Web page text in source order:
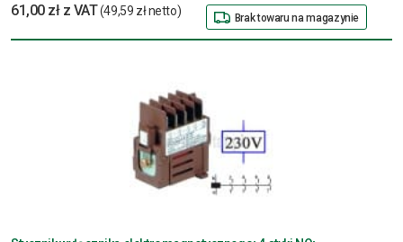
61,00 zł z VAT(49,59 zł netto) Brak towaru na magazynie